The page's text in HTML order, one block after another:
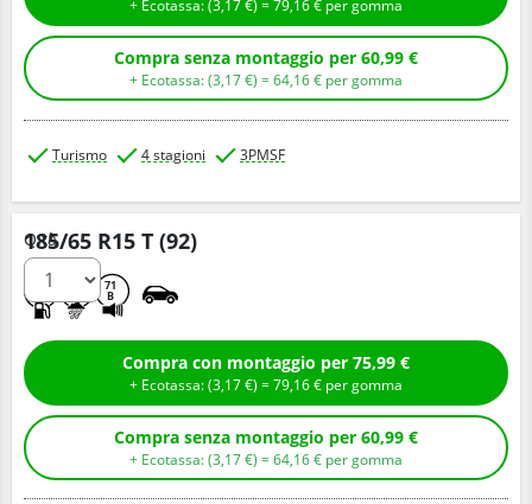
+ Ecotassa: (3,17€ ) =79,16€ per gomma
Compra senza montaggio per 60,99 €
+ Ecotassa: (3,17€ ) =64,16€ per gomma
Turismo 4 stagioni 3PMSF
185/65 R15 T (92)
71
B
Q.tà
Compra con montaggio per 75,99 €
+ Ecotassa: (3,17€ ) =79,16€ per gomma
Compra senza montaggio per 60,99 €
+ Ecotassa: (3,17€ ) =64,16€ per gomma